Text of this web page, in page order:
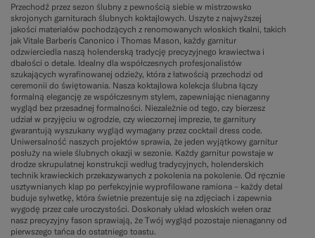
Przechodź przez sezon ślubny z pewnością siebie w mistrzowsko
skrojonych garniturach ślubnych koktajlowych. Uszyte z najwyższej
jakości materiałów pochodzących z renomowanych włoskich tkalni, takich
jak Vitale Barberis Canonico i Thomas Mason, każdy garnitur
odzwierciedla naszą holenderską tradycję precyzyjnego krawiectwa i
dbałości o detale. Idealny dla współczesnych profesjonalistów
szukających wyrafinowanej odzieży, która z łatwością przechodzi od
ceremonii do świętowania. Nasza koktajlowa kolekcja ślubna łączy
formalną elegancję ze współczesnym stylem, zapewniając nienaganny
wygląd bez przesadnej formalności. Niezależnie od tego, czy bierzesz
udział w przyjęciu w ogrodzie, czy wieczornej imprezie, te garnitury
gwarantują wyszukany wygląd wymagany przez cocktail dress code.
Uniwersalność naszych projektów sprawia, że jeden wyjątkowy garnitur
posłuży na wiele ślubnych okazji w sezonie. Każdy garnitur powstaje w
drodze skrupulatnej konstrukcji według tradycyjnych, holenderskich
technik krawieckich przekazywanych z pokolenia na pokolenie. Od ręcznie
usztywnianych klap po perfekcyjnie wyprofilowane ramiona – każdy detal
buduje sylwetkę, która świetnie prezentuje się na zdjęciach i zapewnia
wygodę przez całe uroczystości. Doskonały układ włoskich wełen oraz
nasz precyzyjny fason sprawiają, że Twój wygląd pozostaje nienaganny od
pierwszego tańca do ostatniego toastu.